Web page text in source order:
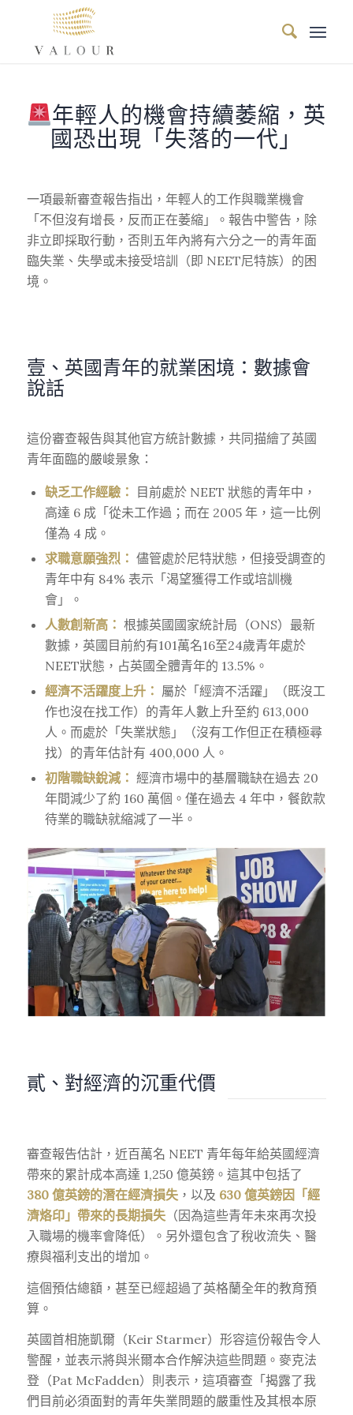
年輕人的機會持續萎縮，英
國恐出現「失落的一代」
一項最新審查報告指出，年輕人的工作與職業機會
「不但沒有增長，反而正在萎縮」。報告中警告，除
非立即採取行動，否則五年內將有六分之一的青年面
臨失業、失學或未接受培訓（即 NEET尼特族）的困
境。
壹、英國青年的就業困境：數據會
說話
這份審查報告與其他官方統計數據，共同描繪了英國
青年面臨的嚴峻景象：
缺乏工作經驗：
目前處於 NEET 狀態的青年中，
高達 6 成「從未工作過；而在 2005 年，這一比例
僅為 4 成。
求職意願強烈： 儘管處於尼特狀態，但接受調查的
青年中有 84% 表示「渴望獲得工作或培訓機
會」。
人數創新高： 根據英國國家統計局（ONS）最新
數據，英國目前約有101萬名16至24歲青年處於
NEET狀態 ，占英國全體青年的 13.5%。
經濟不活躍度上升： 屬於「經濟不活躍」（既沒工
作也沒在找工作）的青年人數上升至約 613,000
人。而處於「失業狀態」（沒有工作但正在積極尋
找）的青年估計有 400,000 人。
初階職缺銳減： 經濟市場中的基層職缺在過去 20
年間減少了約 160 萬個。僅在過去 4 年中，餐飲款
待業的職缺就縮減了一半。
貳、對經濟的沉重代價
審查報告估計，近百萬名 NEET 青年每年給英國經濟
帶來的累計成本高達 1,250 億英鎊。這其中包括了
380 億英鎊的潛在經濟損失，以及 630 億英鎊因「經
濟烙印」帶來的長期損失（因為這些青年未來再次投
入職場的機率會降低）。另外還包含了稅收流失、醫
療與福利支出的增加。
這個預估總額，甚至已經超過了英格蘭全年的教育預
算。
英國首相施凱爾（Keir Starmer）形容這份報告令人
警醒，並表示將與米爾本合作解決這些問題。麥克法
登（Pat McFadden）則表示，這項審查「揭露了我
們目前必須面對的青年失業問題的嚴重性及其根本原